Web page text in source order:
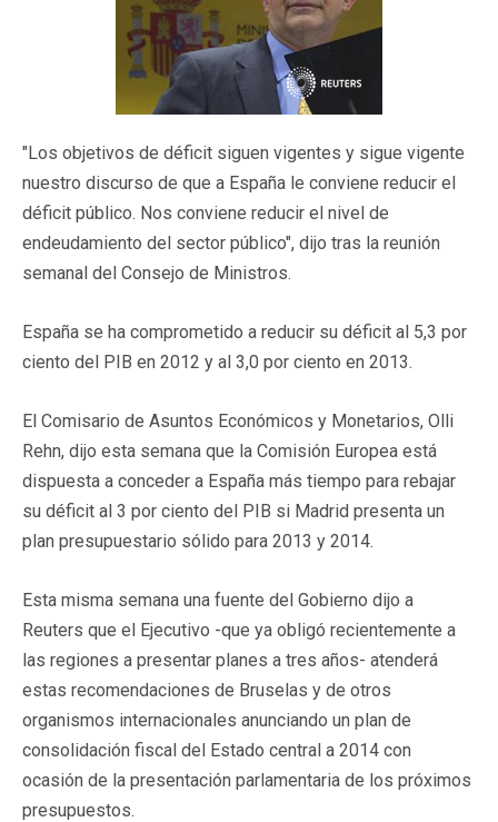
"Los objetivos de déficit siguen vigentes y sigue vigente
nuestro discurso de que a España le conviene reducir el
déficit público. Nos conviene reducir el nivel de
endeudamiento del sector público", dijo tras la reunión
semanal del Consejo de Ministros.
España se ha comprometido a reducir su déficit al 5,3 por
ciento del PIB en 2012 y al 3,0 por ciento en 2013.
El Comisario de Asuntos Económicos y Monetarios, Olli
Rehn, dijo esta semana que la Comisión Europea está
dispuesta a conceder a España más tiempo para rebajar
su déficit al 3 por ciento del PIB si Madrid presenta un
plan presupuestario sólido para 2013 y 2014.
Esta misma semana una fuente del Gobierno dijo a
Reuters que el Ejecutivo -que ya obligó recientemente a
las regiones a presentar planes a tres años- atenderá
estas recomendaciones de Bruselas y de otros
organismos internacionales anunciando un plan de
consolidación fiscal del Estado central a 2014 con
ocasión de la presentación parlamentaria de los próximos
presupuestos.